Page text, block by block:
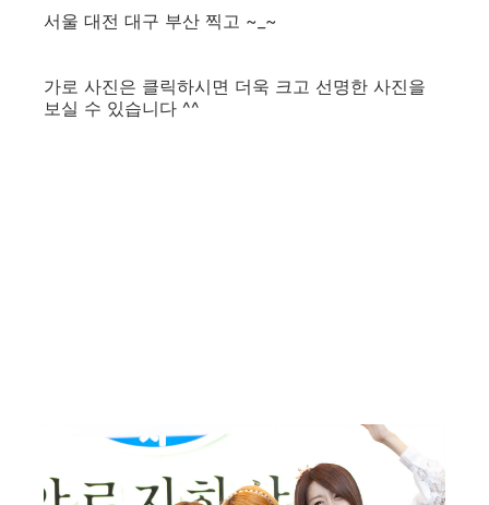
서울 대전 대구 부산 찍고 ~_~
가로 사진은 클릭하시면 더욱 크고 선명한 사진을
보실 수 있습니다 ^^